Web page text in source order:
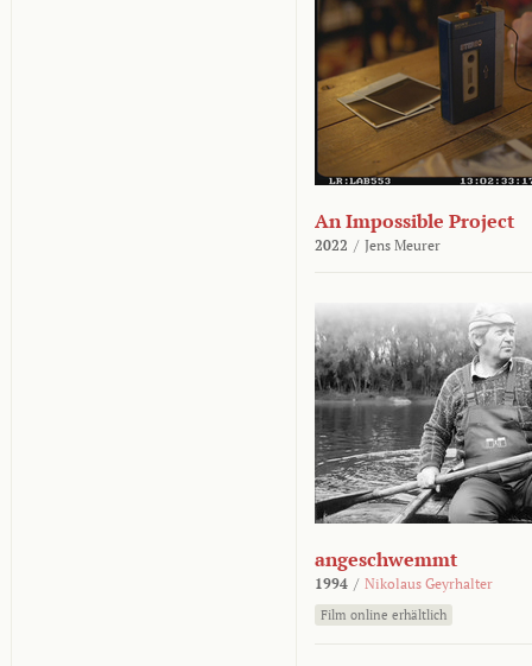
An Impossible Project
2022 / Jens Meurer
angeschwemmt
1994 / Nikolaus Geyrhalter
Film online erhältlich